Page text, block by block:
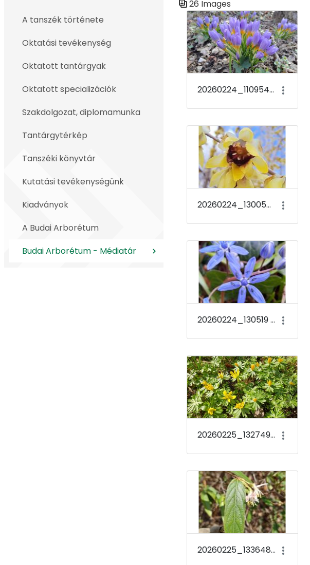
A tanszék története
Oktatási tevékenység
Oktatott tantárgyak
Oktatott specializációk
Szakdolgozat, diplomamunka
Tantárgytérkép
Tanszéki könyvtár
Kutatási tevékenységünk
Kiadványok
A Budai Arborétum
Budai Arborétum - Médiatár
26 Images
Media Gallery
20260224_110954 Crocus sieberi &#39;Tricolor&#39;
20260224_130050 Chimonanthus praecox
20260224_130519 Scilla bifolia
20260225_132749 Eranthis hyemalis
20260225_133648 Lonicera standishii f. lancifolia